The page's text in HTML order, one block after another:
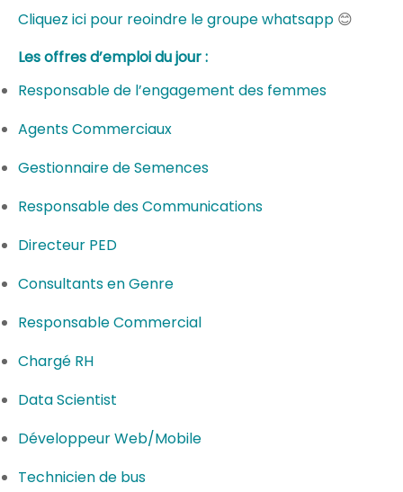
Cliquez ici pour reoindre le groupe whatsapp 😊
Les offres d’emploi du jour :
Responsable de l’engagement des femmes
Agents Commerciaux
Gestionnaire de Semences
Responsable des Communications
Directeur PED
Consultants en Genre
Responsable Commercial
Chargé RH
Data Scientist
Développeur Web/Mobile
Technicien de bus